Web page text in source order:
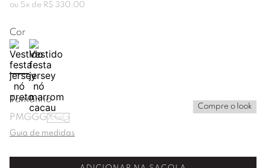
ou 5x de R$ 330 ,00
Cor
Tamanho
PMGGGXGG
Compre o look
Guia de medidas